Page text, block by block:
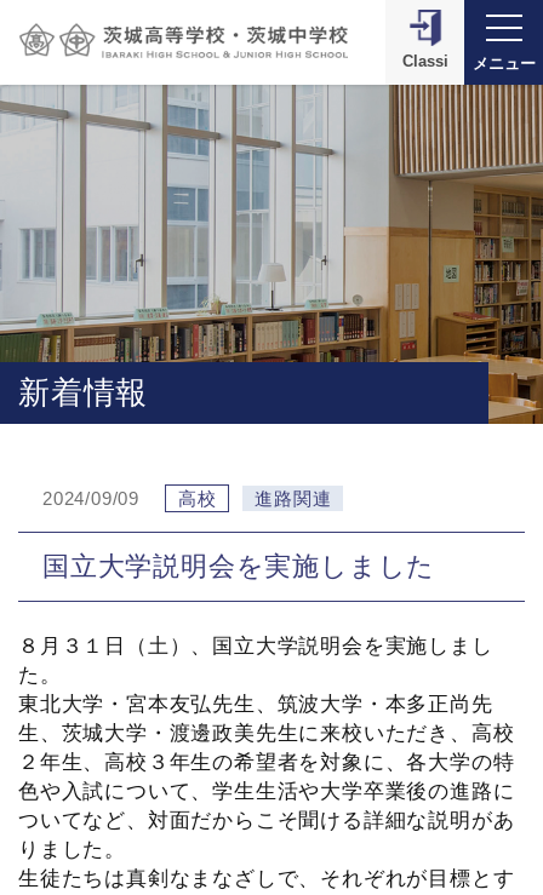
Classi メニュー
新着情報
2024/09/09 高校 進路関連
国立大学説明会を実施しました
８月３１日（土）、国立大学説明会を実施しまし
た。
東北大学・宮本友弘先生、筑波大学・本多正尚先
生、茨城大学・渡邊政美先生に来校いただき、高校
２年生、高校３年生の希望者を対象に、各大学の特
色や入試について、学生生活や大学卒業後の進路に
ついてなど、対面だからこそ聞ける詳細な説明があ
りました。
生徒たちは真剣なまなざしで、それぞれが目標とす